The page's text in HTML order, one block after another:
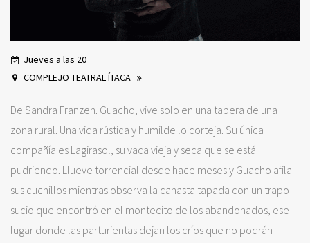
Jueves a las 20
COMPLEJO TEATRAL ÍTACA
De Sandra Franzen. Guacho, vive solo en una tapera de una
zona rural. Una vida rústica y humilde lo corteja. Su única
compañía es Lagirasol, su vaca vieja y seca que se está
pudriendo. Llueve torrencial desde hace meses y Guacho afila
sus cuchillos mientras observa la canasta tapada con un trapo
sucio que encontró en el montecito de los abandonados, ese
lugar donde las parturientas dejan los críos que no podrán